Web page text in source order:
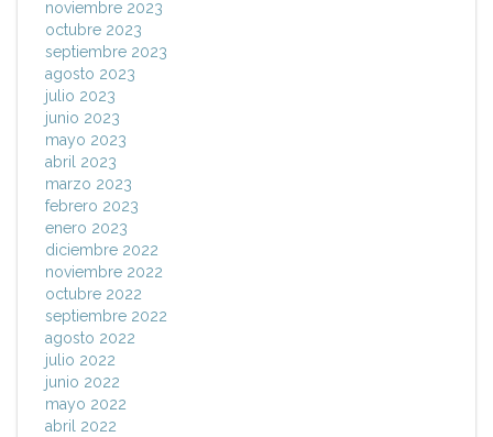
noviembre 2023
octubre 2023
septiembre 2023
agosto 2023
julio 2023
junio 2023
mayo 2023
abril 2023
marzo 2023
febrero 2023
enero 2023
diciembre 2022
noviembre 2022
octubre 2022
septiembre 2022
agosto 2022
julio 2022
junio 2022
mayo 2022
abril 2022